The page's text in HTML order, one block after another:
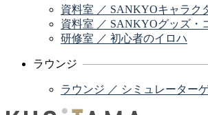
資料室 ／ SANKYOキャラク
資料室 ／ SANKYOグッズ・
研修室 ／ 初心者のイロハ
ラウンジ
ラウンジ ／ シミュレーター